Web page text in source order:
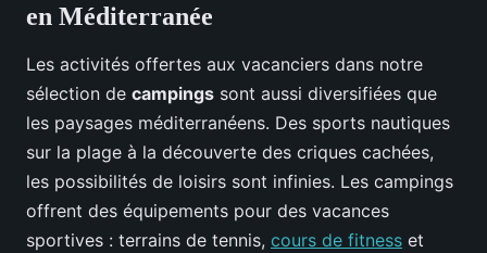
en Méditerranée
Les activités offertes aux vacanciers dans notre
sélection de campings sont aussi diversifiées que
les paysages méditerranéens. Des sports nautiques
sur la plage à la découverte des criques cachées,
les possibilités de loisirs sont infinies. Les campings
offrent des équipements pour des vacances
sportives : terrains de tennis, cours de fitness et